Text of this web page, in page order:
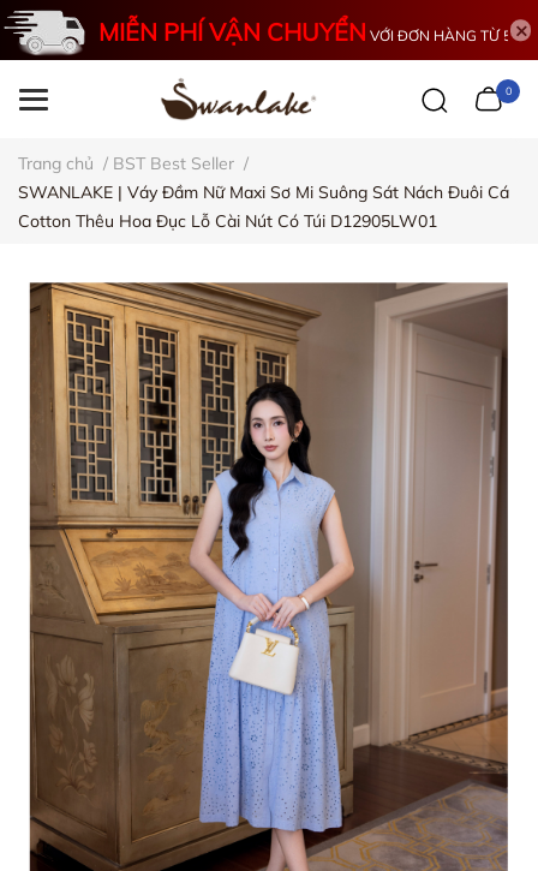
MIỄN PHÍ VẬN CHUYỂN VỚI ĐƠN HÀNG TỪ 500K
0
Trang chủ / BST Best Seller /
SWANLAKE | Váy Đầm Nữ Maxi Sơ Mi Suông Sát Nách Đuôi Cá
Cotton Thêu Hoa Đục Lỗ Cài Nút Có Túi D12905LW01